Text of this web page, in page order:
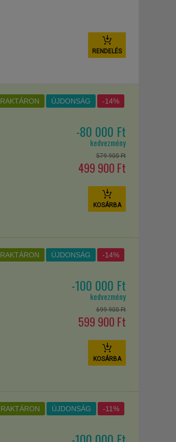
RENDELÉS
-80 000 Ft
kedvezmény
579 900 Ft
499 900 Ft
KOSÁRBA
-14%
ÚJDONSÁG
RAKTÁRON
-100 000 Ft
kedvezmény
699 900 Ft
599 900 Ft
KOSÁRBA
-14%
ÚJDONSÁG
RAKTÁRON
-11%
ÚJDONSÁG
RAKTÁRON